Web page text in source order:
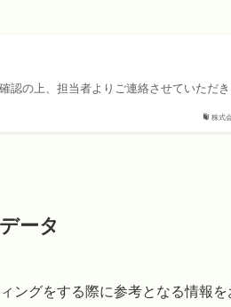
株式
認の上、担当者よりご連絡させていただ
ータ
ングをする際に参考となる情報を